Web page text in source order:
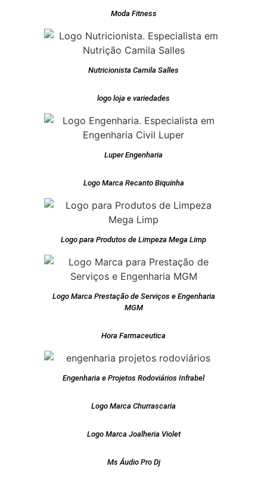
Moda Fitness
Nutricionista Camila Salles
logo loja e variedades
Luper Engenharia
Logo Marca Recanto Biquinha
Logo para Produtos de Limpeza Mega Limp
Logo Marca Prestação de Serviços e Engenharia
MGM
Hora Farmaceutica
Engenharia e Projetos Rodoviários Infrabel
Logo Marca Churrascaria
Logo Marca Joalheria Violet
Ms Áudio Pro Dj